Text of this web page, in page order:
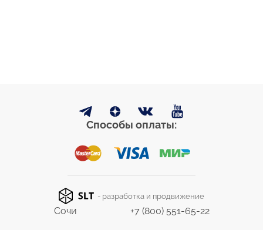
Способы оплаты:
- разработка и продвижение
Сочи +7 (800) 551-65-22